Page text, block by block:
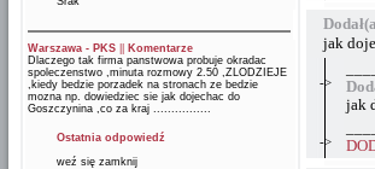
Warszawa - PKS
Komentarze
Dlaczego tak firma panstwowa probuje okradac
spoleczenstwo ,minuta rozmowy 2.50 ,ZLODZIEJE
,kiedy bedzie porzadek na stronach ze bedzie
mozna np. dowiedziec sie jak dojechac do
Goszczynina ,co za kraj ................
Ostatnia odpowiedź
weź się zamknij
jak
->
jak
->